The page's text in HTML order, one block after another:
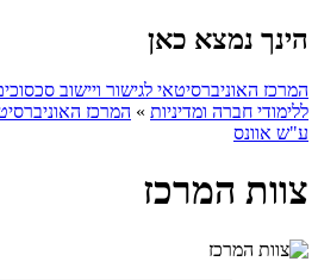
הינך נמצא כאן
המרכז האוניברסיטאי לגישור ויישוב
ללימודי חברה ומדיניות » המרכז
ע"ש אוונס
צוות המרכז